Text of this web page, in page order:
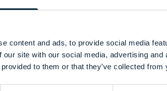
content and ads, to provide social media
our site with our social media, advertising
to them or that they’ve collected